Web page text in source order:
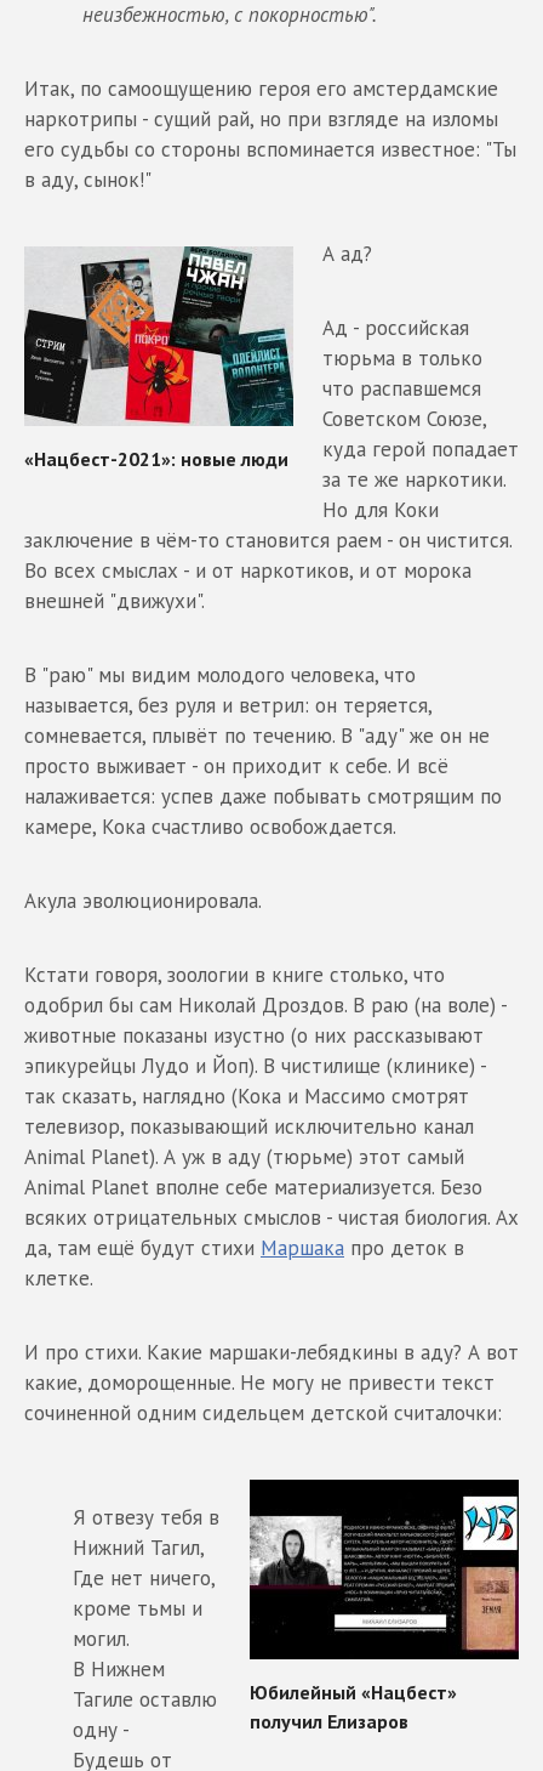
неизбежностью, с покорностью".
Итак, по самоощущению героя его амстердамские
наркотрипы - сущий рай, но при взгляде на изломы
его судьбы со стороны вспоминается известное: "Ты
в аду, сынок!"
А ад?
Ад - российская
тюрьма в только
что распавшемся
Советском Союзе,
куда герой попадает
за те же наркотики.
Но для Коки
заключение в чём-то становится раем - он чистится.
Во всех смыслах - и от наркотиков, и от морока
внешней "движухи".
В "раю" мы видим молодого человека, что
называется, без руля и ветрил: он теряется,
сомневается, плывёт по течению. В "аду" же он не
просто выживает - он приходит к себе. И всё
налаживается: успев даже побывать смотрящим по
камере, Кока счастливо освобождается.
Акула эволюционировала.
Кстати говоря, зоологии в книге столько, что
одобрил бы сам Николай Дроздов. В раю (на воле) -
животные показаны изустно (о них рассказывают
эпикурейцы Лудо и Йоп). В чистилище (клинике) -
так сказать, наглядно (Кока и Массимо смотрят
телевизор, показывающий исключительно канал
Animal Planet). А уж в аду (тюрьме) этот самый
Animal Planet вполне себе материализуется. Безо
всяких отрицательных смыслов - чистая биология. Ах
да, там ещё будут стихи Маршака про деток в
клетке.
И про стихи. Какие маршаки-лебядкины в аду? А вот
какие, доморощенные. Не могу не привести текст
сочиненной одним сидельцем детской считалочки:
Я отвезу тебя в
Нижний Тагил,
Где нет ничего,
кроме тьмы и
могил.
В Нижнем
Тагиле оставлю
одну -
Будешь от